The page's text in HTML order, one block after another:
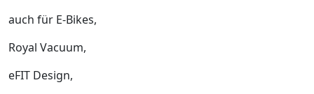
auch für E-Bikes,
Royal Vacuum,
eFIT Design,